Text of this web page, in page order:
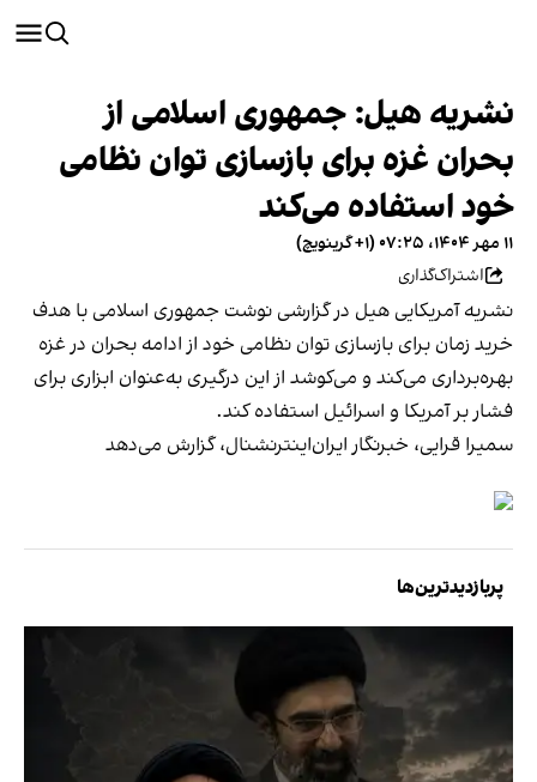
نشریه هیل: جمهوری اسلامی از
بحران غزه برای بازسازی توان نظامی
خود استفاده می‌کند
۱۱ مهر ۱۴۰۴، ۰۷:۲۵ (‎+۱ گرینویچ)
اشتراک‌گذاری
نشریه آمریکایی هیل در گزارشی نوشت جمهوری اسلامی با هدف
خرید زمان برای بازسازی توان نظامی خود از ادامه بحران در غزه
بهره‌برداری می‌کند و می‌کوشد از این درگیری به‌عنوان ابزاری برای
فشار بر آمریکا و اسرائیل استفاده کند.
سمیرا قرایی، خبرنگار ایران‌اینترنشنال، گزارش می‌دهد
پربازدیدترین‌ها